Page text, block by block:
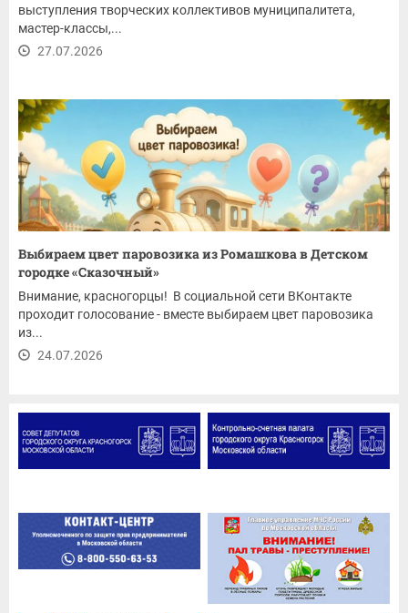
выступления творческих коллективов муниципалитета,
мастер-классы,...
27.07.2026
Выбираем цвет паровозика из Ромашкова в Детском
городке «Сказочный»
Внимание, красногорцы! В социальной сети ВКонтакте
проходит голосование - вместе выбираем цвет паровозика
из...
24.07.2026